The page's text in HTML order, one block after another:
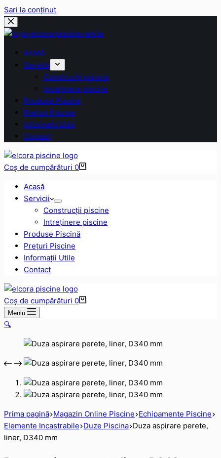
Sari la conținut
Acasă
Servicii
Construcții piscine
Intreținere piscine
Produse Piscină
Prețuri Piscine
Informații Utile
Contact
Coș de cumpărături 0
Acasă
Servicii
Construcții piscine
Intreținere piscine
Produse Piscină
Prețuri Piscine
Informații Utile
Contact
Coș de cumpărături 0
Meniu
🔍
Prima pagină Magazin Online Piscine Echipamente Piscine
Elemente Incastrabile Duze Piscina Duza aspirare perete,
liner, D340 mm